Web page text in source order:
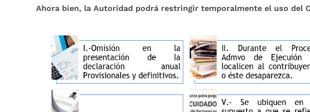
Ahora bien, la Autoridad podrá restringir temporalmente el uso del